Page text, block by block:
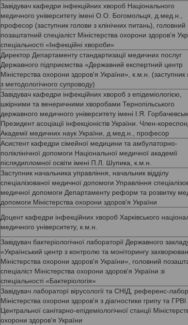
Завідувач кафедри інфекційних хвороб Національного
медичного університету імені О.О. Богомольця, д.мед.н.,
професор (заступник голови з клінічних питань), головний
позаштатний спеціаліст Міністерства охорони здоров'я
спеціальності «Інфекційні хвороби»
Директор Департаменту стандартизації медичних послуг
Державного підприємства «Державний експертний центр
Міністерства охорони здоров'я України», к.м.н. (заступник
з методологічного супроводу)
Завідувач кафедри інфекційних хвороб з епідеміологією,
шкірними та венеричними хворобами Тернопільського
державного медичного університету імені І.Я.
Президент асоціації інфекціоністів України. Член-
Академії медичних наук України, д.мед.н., професор
Асистент кафедри сімейної медицини та амбулаторно-
поліклінічної допомоги Національної медичної академії
післядипломної освіти імені П.Л. Шупика, к.м.н.
Заступник начальника управління, начальник відділу
спеціалізованої медичної допомоги Управління
медичної допомоги Департаменту реформ та розвитку
допомоги Міністерства охорони здоров'я України
Доцент кафедри інфекційних хвороб Харківського
медичного університету, к.м.н.
Завідувач бактеріологічної лабораторії Державного
«Український центр з контролю та моніторингу
Міністерства охорони здоров'я України», головний
спеціаліст Міністерства охорони здоров'я України зі
спеціальності «Бактеріологія»
Завідувач лабораторї вірусології та СНІД, референс-
Міністерства охорони здоров'я з діагностики грипу та ГРВІ
Центральної санітарно-епідеміологічної станції
охорони здоров'я України